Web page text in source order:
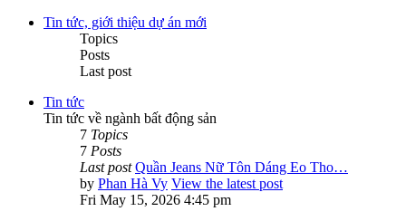
Tin tức, giới thiệu dự án mới
Topics
Posts
Last post
Tin tức
Tin tức về ngành bất động sản
7 Topics
7 Posts
Last post Quần Jeans Nữ Tôn Dáng Eo Tho…
by Phan Hà Vy View the latest post
Fri May 15, 2026 4:45 pm